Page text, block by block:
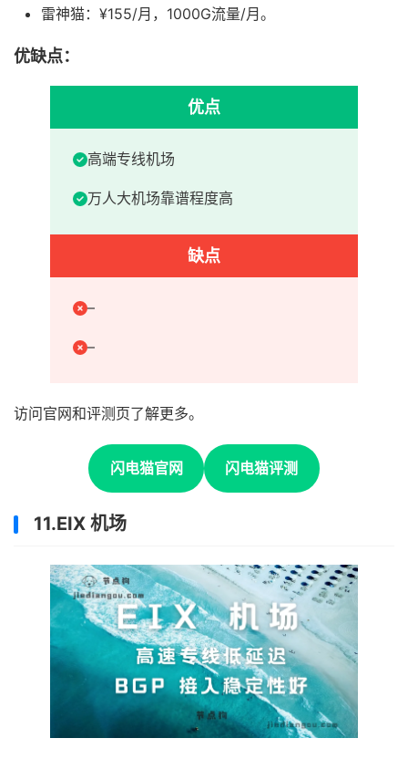
雷神猫：¥155/月，1000G流量/月。
优缺点：
优点
高端专线机场
万人大机场靠谱程度高
缺点
–
–
访问官网和评测页了解更多。
闪电猫官网 闪电猫评测
11.EIX 机场